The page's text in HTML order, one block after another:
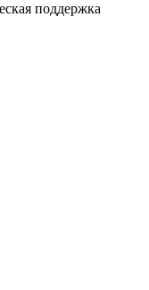
поддержка